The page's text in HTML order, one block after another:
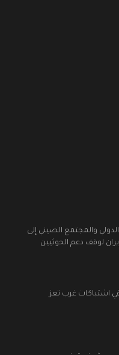
والمجتمع الصيني إلى
لوقف دعم الحوثيين